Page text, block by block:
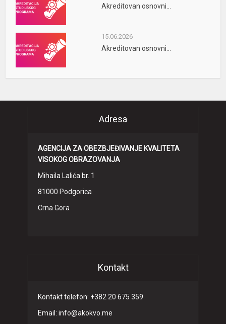
Akreditovan osnovni...
15.06.2026
Akreditovan osnovni...
Adresa
AGENCIJA ZA OBEZBJEĐIVANJE KVALITETA
VISOKOG OBRAZOVANJA
Mihaila Lalića br. 1
81000 Podgorica
Crna Gora
Kontakt
Kontakt telefon: +382 20 675 359
Email: info@akokvo.me